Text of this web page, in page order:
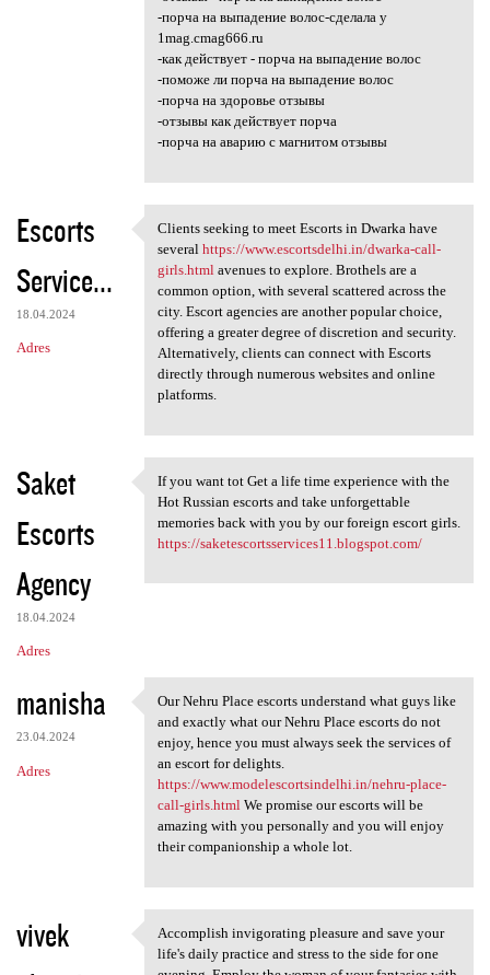
-порча на выпадение волос-сделала у
1mag.cmag666.ru
-как действует - порча на выпадение волос
-поможе ли порча на выпадение волос
-порча на здоровье отзывы
-отзывы как действует порча
-порча на аварию с магнитом отзывы
Escorts
Service...
18.04.2024
Adres
Clients seeking to meet
Clients seeking to meet Escorts in Dwarka have
several https://www.escortsdelhi.in/dwarka-call-
girls.html avenues to explore. Brothels are a
common option, with several scattered across the
city. Escort agencies are another popular choice,
offering a greater degree of discretion and security.
Alternatively, clients can connect with Escorts
directly through numerous websites and online
platforms.
Saket
Escorts
Agency
18.04.2024
Adres
If you want tot Get a life
If you want tot Get a life time experience with the
Hot Russian escorts and take unforgettable
memories back with you by our foreign escort girls.
https://saketescortsservices11.blogspot.com/
manisha
23.04.2024
Adres
Our Nehru Place escorts
Our Nehru Place escorts understand what guys like
and exactly what our Nehru Place escorts do not
enjoy, hence you must always seek the services of
an escort for delights.
https://www.modelescortsindelhi.in/nehru-place-
call-girls.htmlWe promise our escorts will be
amazing with you personally and you will enjoy
their companionship a whole lot.
vivek
Accomplish invigorating
Accomplish invigorating pleasure and save your
life's daily practice and stress to the side for one